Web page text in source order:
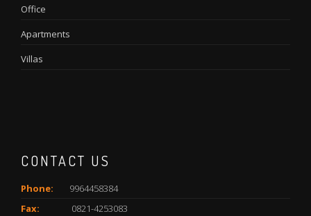
Office
Apartments
Villas
CONTACT US
Phone:
9964458384
Fax:
0821-4253083